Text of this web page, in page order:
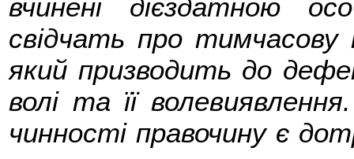
вчинені дієздатною
свідчать про тимчасову
який призводить до
волі та її
чинності правочину є